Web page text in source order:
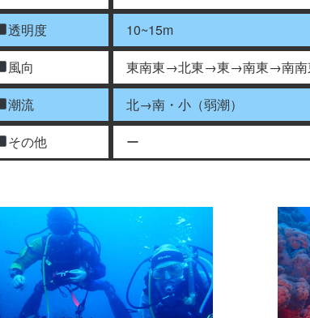
透明度
10~15m
風向
東南東→北東→東→南東→南
潮流
北→南・小（弱潮）
その他
ー